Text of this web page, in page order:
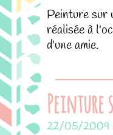
Peinture sur
réalisée à
d'une amie.
22/05/2009